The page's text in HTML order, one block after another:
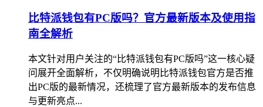
比特派钱包有PC版吗？官方最新版本及使用指
南全解析
本文针对用户关注的“比特派钱包有PC版吗”这一核心疑
问展开全面解析，不仅明确说明比特派钱包官方是否推
出PC版的最新情况，还梳理了官方最新版本的发布信息
与更新亮点...